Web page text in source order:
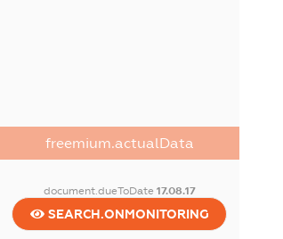
freemium.actualData
document.dueToDate 17.08.17
SEARCH.ONMONITORING